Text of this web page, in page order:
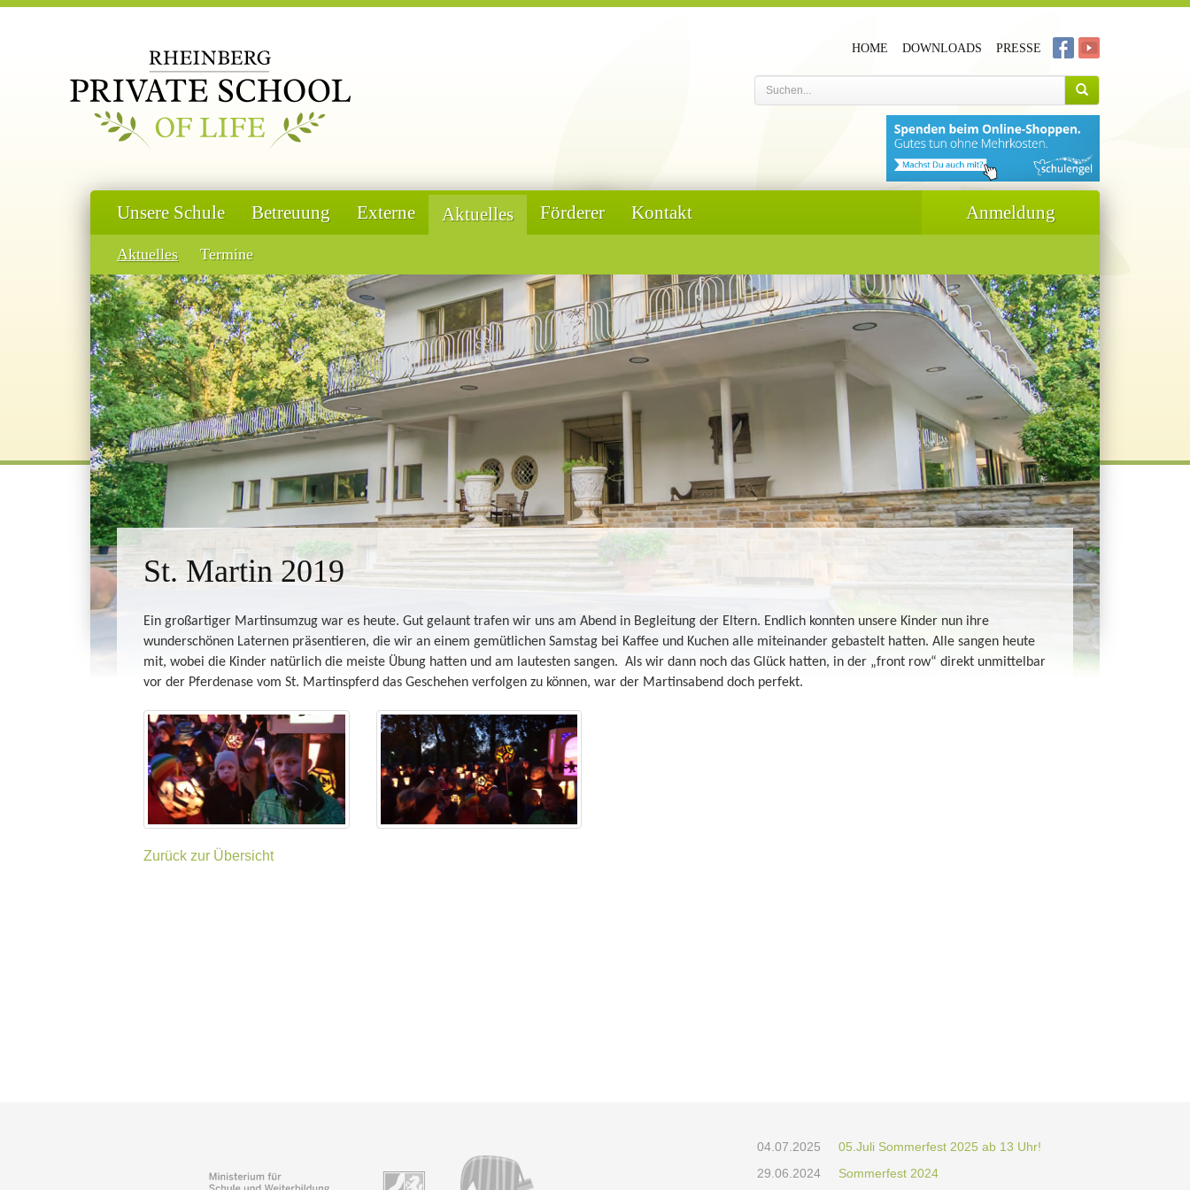
HOME DOWNLOADS PRESSE
Unsere Schule Betreuung Externe Aktuelles
Aktuelles Termine
Förderer Kontakt Anmeldung
St. Martin 2019
Ein großartiger Martinsumzug war es heute. Gut gelaunt trafen wir uns am Abend in Begleitung der Eltern. Endlich konnten unsere Kinder nun ihre
wunderschönen Laternen präsentieren, die wir an einem gemütlichen Samstag bei Kaffee und Kuchen alle miteinander gebastelt hatten. Alle sangen heute
mit, wobei die Kinder natürlich die meiste Übung hatten und am lautesten sangen. Als wir dann noch das Glück hatten, in der „front row“ direkt unmittelbar
vor der Pferdenase vom St. Martinspferd das Geschehen verfolgen zu können, war der Martinsabend doch perfekt.
Zurück zur Übersicht
04.07.2025
05.Juli Sommerfest 2025 ab 13 Uhr!
29.06.2024
Sommerfest 2024